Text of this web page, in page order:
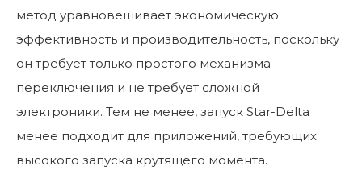
метод уравновешивает экономическую
эффективность и производительность, поскольку
он требует только простого механизма
переключения и не требует сложной
электроники. Тем не менее, запуск Star-Delta
менее подходит для приложений, требующих
высокого запуска крутящего момента.